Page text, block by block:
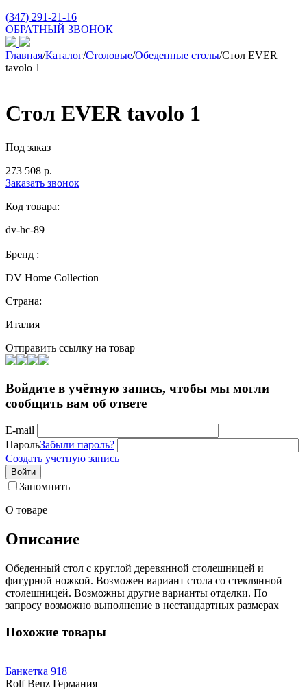
(347) 291-21-16
ОБРАТНЫЙ ЗВОНОК
Главная/Каталог/Столовые/Обеденные столы/Стол EVER
tavolo 1
Стол EVER tavolo 1
Под заказ
273 508 р.
Заказать звонок
Код товара:
dv-hc-89
Бренд :
DV Home Collection
Страна:
Италия
Отправить ссылку на товар
Войдите в учётную запись, чтобы мы могли
сообщить вам об ответе
E-mail
ПарольЗабыли пароль?
Создать учетную запись
Войти
Запомнить
О товаре
Описание
Обеденный стол с круглой деревянной столешницей и
фигурной ножкой. Возможен вариант стола со стеклянной
столешницей. Возможны другие варианты отделки. По
запросу возможно выполнение в нестандартных размерах
Похожие товары
Банкетка 918
Rolf Benz Германия